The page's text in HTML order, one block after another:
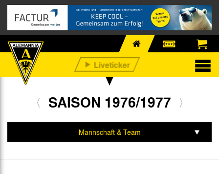
SAISON 1976/1977
Mannschaft & Team